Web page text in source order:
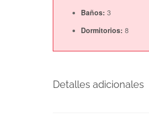
Baños: 3
Dormitorios: 8
Detalles adicionales